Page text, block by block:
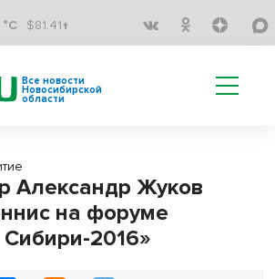
$81.41↑
Все новости
Новосибирской
области
Александр Жуков
на форуме
Сибири-2016»